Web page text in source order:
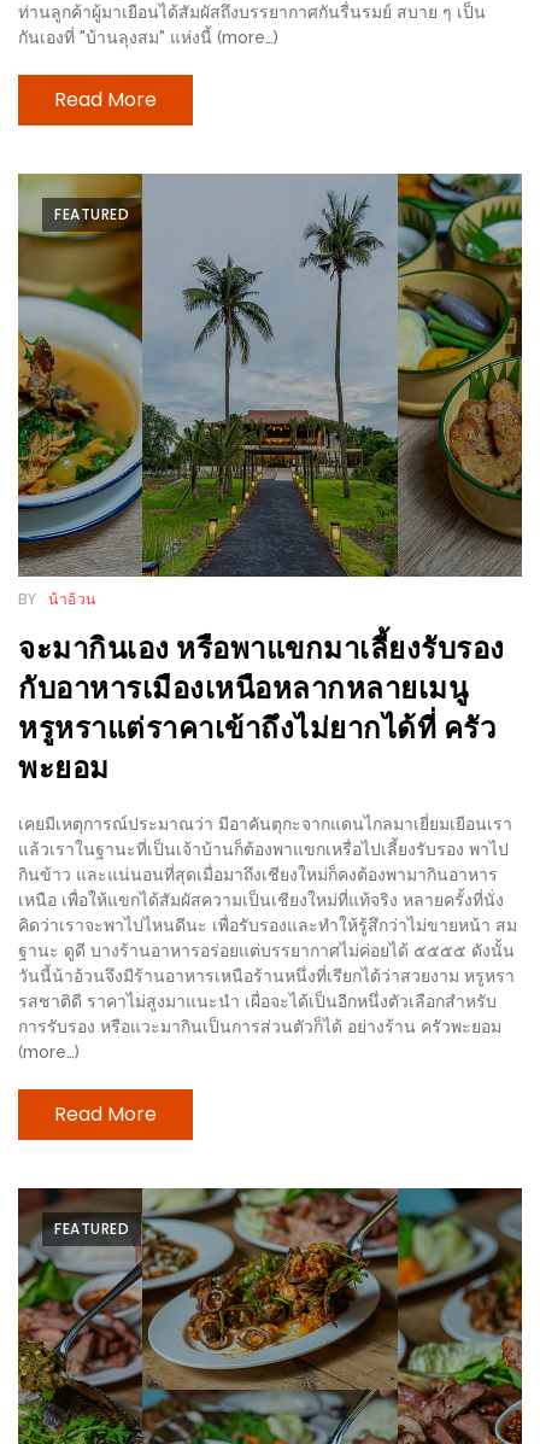
LINE
GIFTCODE!
ลายแทง
อร่อย
ทั่ว
เชียงใหม่
บัตร
รับ
ประทาน
บุฟเฟ่ต์
ฟรี
ที่
LE
CRYSTAL
ฟรี
2
ท่าน
GIFT
VOUCHER
รับ
ประทาน
อาหาร
มูลค่า
1,000
ฟรี
3
วัน
แม่
สุด
พิเศษ
โปร
โม
ชั่น
ท่านลูกค้าผู้มาเยือนได้สัมผัสถึงบรรยากาศกันรื่นรมย์ สบาย ๆ เป็น
กันเองที่ "บ้านลุงสม" แห่งนี้ (more…)
Read More
FEATURED
BY น้าอ้วน
จะมากินเอง หรือพาแขกมาเลี้ยงรับรอง
กับอาหารเมืองเหนือหลากหลายเมนู
หรูหราแต่ราคาเข้าถึงไม่ยากได้ที่ ครัว
พะยอม
เคยมีเหตุการณ์ประมาณว่า มีอาคันตุกะจากแดนไกลมาเยี่ยมเยือนเรา
แล้วเราในฐานะที่เป็นเจ้าบ้านก็ต้องพาแขกเหรื่อไปเลี้ยงรับรอง พาไป
กินข้าว และแน่นอนที่สุดเมื่อมาถึงเชียงใหม่ก็คงต้องพามากินอาหาร
เหนือ เพื่อให้แขกได้สัมผัสความเป็นเชียงใหม่ที่แท้จริง หลายครั้งที่นั่ง
คิดว่าเราจะพาไปไหนดีนะ เพื่อรับรองและทำให้รู้สึกว่าไม่ขายหน้า สม
ฐานะ ดูดี บางร้านอาหารอร่อยแต่บรรยากาศไม่ค่อยได้ ๕๕๕๕ ดังนั้น
วันนี้น้าอ้วนจึงมีร้านอาหารเหนือร้านหนึ่งที่เรียกได้ว่าสวยงาม หรูหรา
รสชาติดี ราคาไม่สูงมาแนะนำ เผื่อจะได้เป็นอีกหนึ่งตัวเลือกสำหรับ
การรับรอง หรือแวะมากินเป็นการส่วนตัวก็ได้ อย่างร้าน ครัวพะยอม
(more…)
Read More
FEATURED